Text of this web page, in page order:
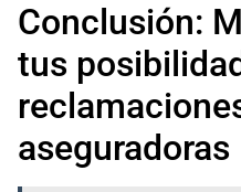
Conclusión:
tus
aseguradoras